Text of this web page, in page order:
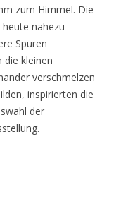
zum Himmel. Die
nahezu
Spuren
die kleinen
verschmelzen
inspirierten die
der